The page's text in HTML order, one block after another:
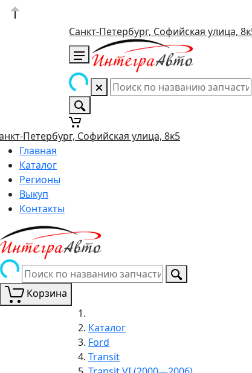
Санкт-Петербург, Софийская улица,
Петербург, Софийская улица, 8к5
Главная
Каталог
Регионы
Выкуп
Контакты
Корзина
Каталог
Ford
Transit